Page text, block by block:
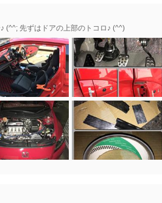
(^^; 先ずはドアの上部のトコロ♪ (^^)